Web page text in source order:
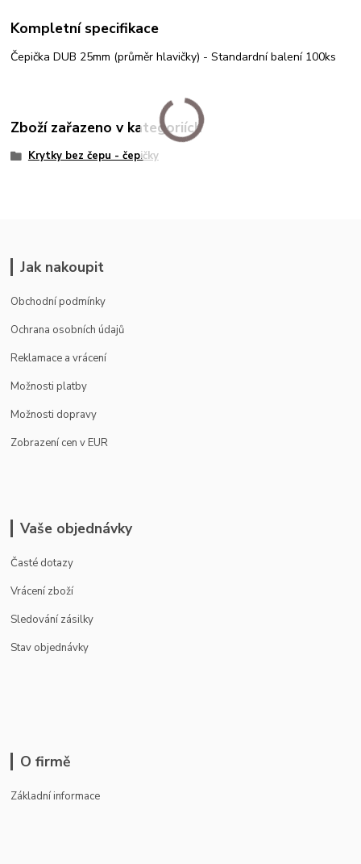
Kompletní specifikace
Čepička DUB 25mm (průměr hlavičky) - Standardní balení 100ks
Zboží zařazeno v kategoriích
Krytky bez čepu - čepičky
Jak nakoupit
Obchodní podmínky
Ochrana osobních údajů
Reklamace a vrácení
Možnosti platby
Možnosti dopravy
Zobrazení cen v EUR
Vaše objednávky
Časté dotazy
Vrácení zboží
Sledování zásilky
Stav objednávky
O firmě
Základní informace